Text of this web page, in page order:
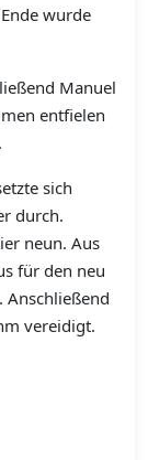
wurde
Manuel
entfielen
sich
durch.
neun. Aus
für den neu
Anschließend
vereidigt.